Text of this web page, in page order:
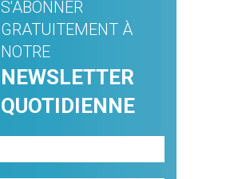
S'ABONNER
GRATUITEMENT À
NOTRE
NEWSLETTER
QUOTIDIENNE